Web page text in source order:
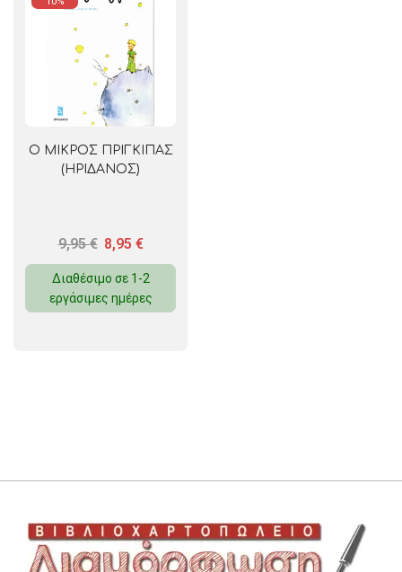
Ο ΜΙΚΡΟΣ ΠΡΙΓΚΙΠΑΣ
(ΗΡΙΔΑΝΟΣ)
9,95€ 8,95 €
Διαθέσιμο σε 1-2
εργάσιμες ημέρες